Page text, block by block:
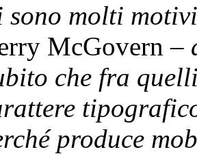
sono molti
McGovern –
che fra
produce